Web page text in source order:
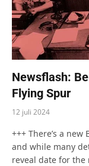
Newsflash:
Flying Spur
12 juli 2024
+++ There’s a new
and while many
reveal date for